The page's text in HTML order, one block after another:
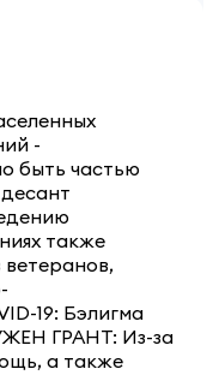
-
быть частью
также
19: Бэлигма
ГРАНТ: Из-за
а также